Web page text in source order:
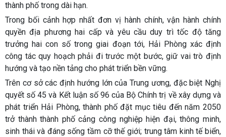
thành phố trong dài hạn.
Trong bối cảnh hợp nhất đơn vị hành chính, vận hành chính
quyền địa phương hai cấp và yêu cầu duy trì tốc độ tăng
trưởng hai con số trong giai đoạn tới, Hải Phòng xác định
công tác quy hoạch phải đi trước một bước, giữ vai trò định
hướng và tạo nền tảng cho phát triển bền vững.
Trên cơ sở các định hướng lớn của Trung ương, đặc biệt Nghị
quyết số 45 và Kết luận số 96 của Bộ Chính trị về xây dựng và
phát triển Hải Phòng, thành phố đặt mục tiêu đến năm 2050
trở thành thành phố cảng công nghiệp hiện đại, thông minh,
sinh thái và đáng sống tầm cỡ thế giới; trung tâm kinh tế biển,